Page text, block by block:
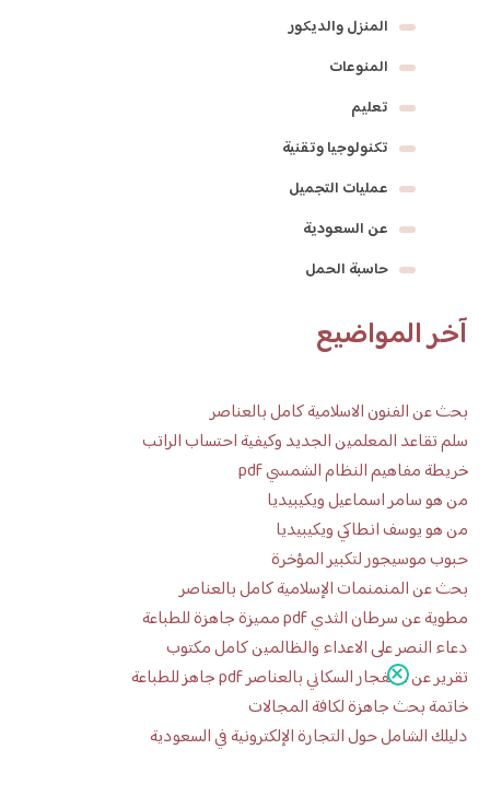
المنزل والديكور
المنوعات
تعليم
تكنولوجيا وتقنية
عمليات التجميل
عن السعودية
حاسبة الحمل
آخر المواضيع
بحث عن الفنون الاسلامية كامل بالعناصر
سلم تقاعد المعلمين الجديد وكيفية احتساب الراتب
خريطة مفاهيم النظام الشمسي pdf
من هو سامر اسماعيل ويكيبيديا
من هو يوسف انطاكي ويكيبيديا
حبوب موسيجور لتكبير المؤخرة
بحث عن المنمنمات الإسلامية كامل بالعناصر
مطوية عن سرطان الثدي pdf مميزة جاهزة للطباعة
دعاء النصر على الاعداء والظالمين كامل مكتوب
تقرير عن الانفجار السكاني بالعناصر pdf جاهز للطباعة
خاتمة بحث جاهزة لكافة المجالات
دليلك الشامل حول التجارة الإلكترونية في السعودية